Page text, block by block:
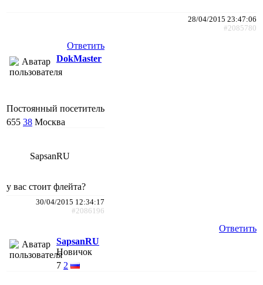
28/04/2015 23:47:06
#2085780
Ответить
DokMaster
Постоянный посетитель
655 38 Москва
SapsanRU
у вас стоит флейта?
30/04/2015 12:34:17
#2086196
Ответить
SapsanRU
Новичок
7 2